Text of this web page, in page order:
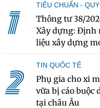
1 TIÊU CHUẨN -
Thông tư 38/
Xây dựng: Định
liệu xây dựng
2 TIN QUỐC TẾ
Phụ gia cho xi
vữa bị cáo buộc
tại châu Âu